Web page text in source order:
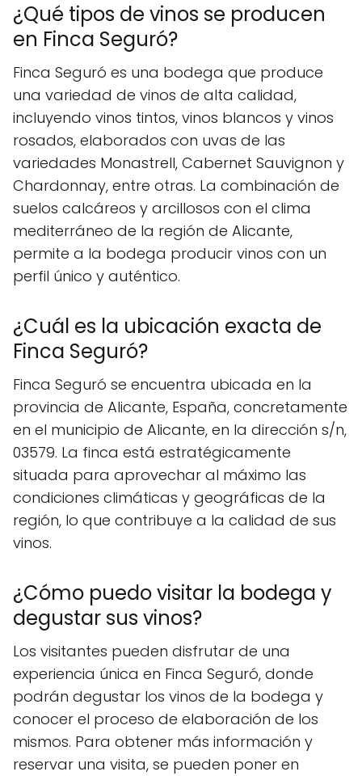
¿Qué tipos de vinos se producen
en Finca Seguró?
Finca Seguró es una bodega que produce
una variedad de vinos de alta calidad,
incluyendo vinos tintos, vinos blancos y vinos
rosados, elaborados con uvas de las
variedades Monastrell, Cabernet Sauvignon y
Chardonnay, entre otras. La combinación de
suelos calcáreos y arcillosos con el clima
mediterráneo de la región de Alicante,
permite a la bodega producir vinos con un
perfil único y auténtico.
¿Cuál es la ubicación exacta de
Finca Seguró?
Finca Seguró se encuentra ubicada en la
provincia de Alicante, España, concretamente
en el municipio de Alicante, en la dirección s/n,
03579. La finca está estratégicamente
situada para aprovechar al máximo las
condiciones climáticas y geográficas de la
región, lo que contribuye a la calidad de sus
vinos.
¿Cómo puedo visitar la bodega y
degustar sus vinos?
Los visitantes pueden disfrutar de una
experiencia única en Finca Seguró, donde
podrán degustar los vinos de la bodega y
conocer el proceso de elaboración de los
mismos. Para obtener más información y
reservar una visita, se pueden poner en